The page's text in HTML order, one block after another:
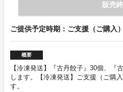
販売
ご提供予定時期：ご支援（ご購入
概要
【冷凍発送】『古丹餃子』30個、『
します。【冷凍発送】ご支援（ご購
す。